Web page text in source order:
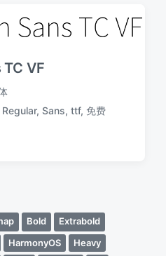
VF
Regular, Sans, ttf, 免费
Bold
Extrabold
HarmonyOS
Heavy